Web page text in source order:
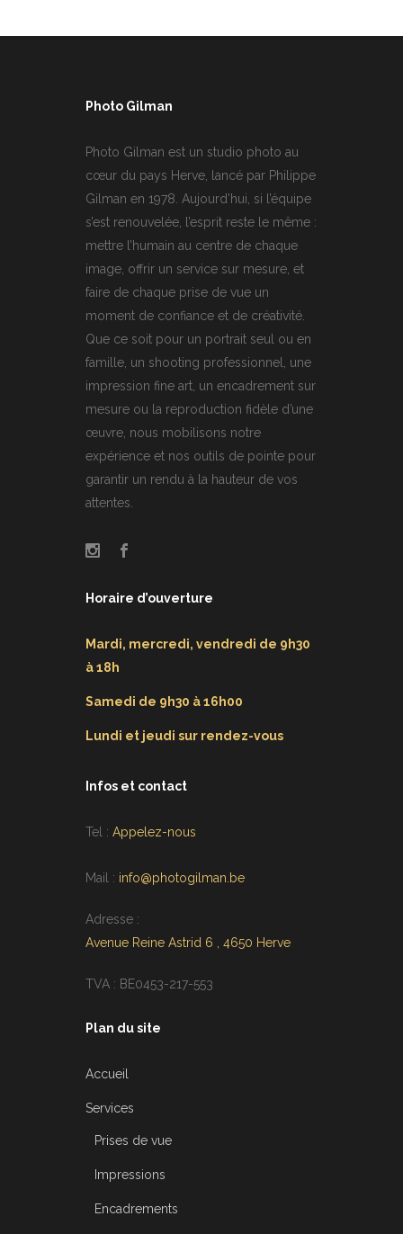
Photo Gilman
Photo Gilman est un studio photo au
cœur du pays Herve, lancé par Philippe
Gilman en 1978. Aujourd’hui, si l’équipe
s’est renouvelée, l’esprit reste le même :
mettre l’humain au centre de chaque
image, offrir un service sur mesure, et
faire de chaque prise de vue un
moment de confiance et de créativité.
Que ce soit pour un portrait seul ou en
famille, un shooting professionnel, une
impression fine art, un encadrement sur
mesure ou la reproduction fidèle d’une
œuvre, nous mobilisons notre
expérience et nos outils de pointe pour
garantir un rendu à la hauteur de vos
attentes.
Horaire d’ouverture
Mardi, mercredi, vendredi de 9h30
à 18h
Samedi de 9h30 à 16h00
Lundi et jeudi sur rendez-vous
Infos et contact
Tel : Appelez-nous
Mail : info@photogilman.be
Adresse :
Avenue Reine Astrid 6 , 4650 Herve
TVA : BE0453-217-553
Plan du site
Accueil
Services
Prises de vue
Impressions
Encadrements